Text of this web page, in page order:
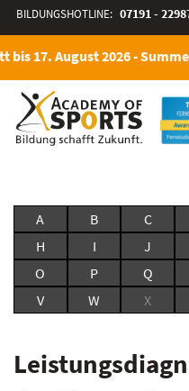
BILDUNGSHOTLINE: 07191 -
bis 17. August 2026 -
A B C
H
I J
O
P Q
V
W X